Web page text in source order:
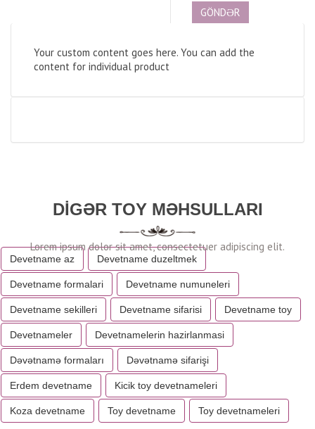
Your custom content goes here. You can add the
content for individual product
DIGƏR TOY MƏHSULLARI
Devetname az Devetname duzeltmek
Devetname formalari Devetname numuneleri
Devetname sekilleri Devetname sifarisi Devetname toy
Devetnameler Devetnamelerin hazirlanmasi
Dəvətnamə formaları Dəvətnamə sifarişi
Erdem devetname Kicik toy devetnameleri
Koza devetname Toy devetname Toy devetnameleri